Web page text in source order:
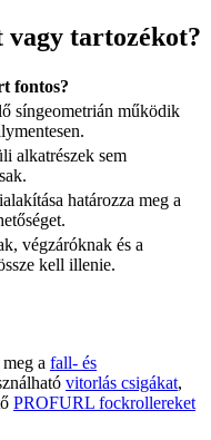
vagy tartozékot?
fontos?
síngeometrián működik
alkatrészek sem
határozza meg a
végzáróknak és a
kell illenie.
a fall- és
vitorlás csigákat,
PROFURL fockrollereket